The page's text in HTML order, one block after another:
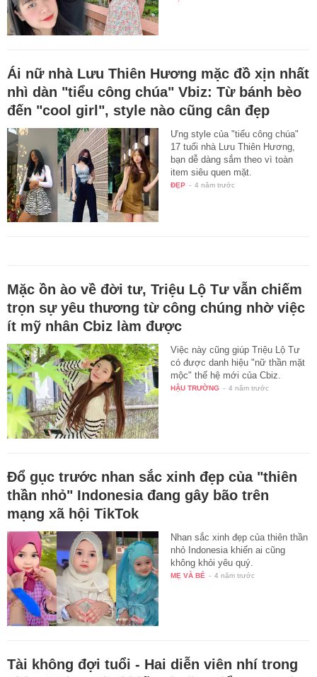
Ái nữ nhà Lưu Thiên Hương mặc đồ xịn nhất
nhì dàn "tiểu công chúa" Vbiz: Từ bánh bèo
đến "cool girl", style nào cũng cân đẹp
Ưng style của "tiểu công chúa"
17 tuổi nhà Lưu Thiên Hương,
bạn dễ dàng sắm theo vì toàn
item siêu quen mặt.
ĐẸP - 4 năm trước
Mặc ồn ào về đời tư, Triệu Lộ Tư vẫn chiếm
trọn sự yêu thương từ công chúng nhờ việc
ít mỹ nhân Cbiz làm được
Việc này cũng giúp Triệu Lộ Tư
có được danh hiệu "nữ thần mặt
mộc" thế hệ mới của Cbiz.
HẬU TRƯỜNG - 4 năm trước
Đổ gục trước nhan sắc xinh đẹp của "thiên
thần nhỏ" Indonesia đang gây bão trên
mạng xã hội TikTok
Nhan sắc xinh đẹp của thiên thần
nhỏ Indonesia khiến ai cũng
không khỏi yêu quý.
MẸ VÀ BÉ - 4 năm trước
Tài không đợi tuổi - Hai diễn viên nhí trong